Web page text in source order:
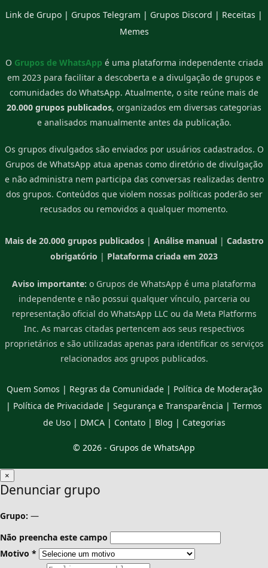
Link de Grupo | Grupos Telegram | Grupos Discord | Receitas |
Memes
O Grupos de WhatsApp é uma plataforma independente criada
em 2023 para facilitar a descoberta e a divulgação de grupos e
comunidades do WhatsApp. Atualmente, o site reúne mais de
20.000 grupos publicados, organizados em diversas categorias
e analisados manualmente antes da publicação.
Os grupos divulgados são enviados por usuários cadastrados. O
Grupos de WhatsApp atua apenas como diretório de divulgação
e não administra nem participa das conversas realizadas dentro
dos grupos. Conteúdos que violem nossas políticas poderão ser
recusados ou removidos a qualquer momento.
Mais de 20.000 grupos publicados| Análise manual| Cadastro
obrigatório | Plataforma criada em 2023
Aviso importante: o Grupos de WhatsApp é uma plataforma
independente e não possui qualquer vínculo, parceria ou
representação oficial do WhatsApp LLC ou da Meta Platforms
Inc. As marcas citadas pertencem aos seus respectivos
proprietários e são utilizadas apenas para identificar os serviços
relacionados aos grupos publicados.
Quem Somos | Regras da Comunidade| Política de Moderação
| Política de Privacidade | Segurança e Transparência | Termos
de Uso| DMCA| Contato| Blog | Categorias
© 2026 - Grupos de WhatsApp
×
Denunciar grupo
Grupo: —
Não preencha este campo
Motivo *